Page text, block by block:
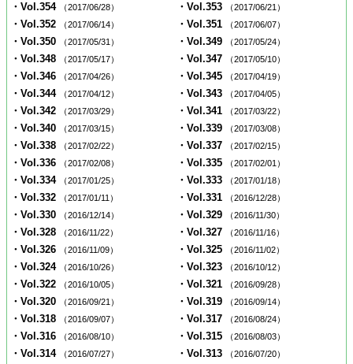
・Vol.354 （2017/06/28） ・Vol.353 （2017/06/21）
・Vol.352 （2017/06/14） ・Vol.351 （2017/06/07）
・Vol.350 （2017/05/31） ・Vol.349 （2017/05/24）
・Vol.348 （2017/05/17） ・Vol.347 （2017/05/10）
・Vol.346 （2017/04/26） ・Vol.345 （2017/04/19）
・Vol.344 （2017/04/12） ・Vol.343 （2017/04/05）
・Vol.342 （2017/03/29） ・Vol.341 （2017/03/22）
・Vol.340 （2017/03/15） ・Vol.339 （2017/03/08）
・Vol.338 （2017/02/22） ・Vol.337 （2017/02/15）
・Vol.336 （2017/02/08） ・Vol.335 （2017/02/01）
・Vol.334 （2017/01/25） ・Vol.333 （2017/01/18）
・Vol.332 （2017/01/11） ・Vol.331 （2016/12/28）
・Vol.330 （2016/12/14） ・Vol.329 （2016/11/30）
・Vol.328 （2016/11/22） ・Vol.327 （2016/11/16）
・Vol.326 （2016/11/09） ・Vol.325 （2016/11/02）
・Vol.324 （2016/10/26） ・Vol.323 （2016/10/12）
・Vol.322 （2016/10/05） ・Vol.321 （2016/09/28）
・Vol.320 （2016/09/21） ・Vol.319 （2016/09/14）
・Vol.318 （2016/09/07） ・Vol.317 （2016/08/24）
・Vol.316 （2016/08/10） ・Vol.315 （2016/08/03）
・Vol.314 （2016/07/27） ・Vol.313 （2016/07/20）